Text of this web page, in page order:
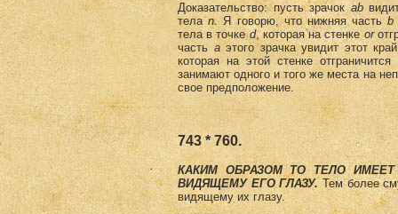
Доказательство: пусть зрачок аb
телаn. Я говорю, что нижняя частьb
тела в точкеd, которая на стенке or
частьаэтого зрачка увидит этот
которая на этой стенке
занимают одного и того же места на
свое предположение.
743 * 760.
КАКИМ ОБРАЗОМ ТО ТЕЛО
ВИДЯЩЕМУ ЕГО ГЛАЗУ.Тем более
видящему их глазу.